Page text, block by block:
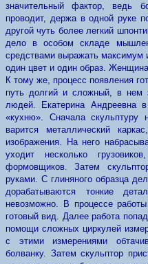
значительный фактор, ведь
проводит, держа в одной руке
другой чуть более легкий
дело в особом складе
средствами выражать
один цвет и один образ.
К тому же, процесс появления
путь долгий и сложный, в нем
людей. Екатерина Андреевна
«кухню». Сначала
варится металлический
изображения. На него
уходит несколько
формовщиков. Затем
руками. С глиняного образца
дорабатываются тонкие
невозможно. В процессе
готовый вид. Далее работа
помощи сложных циркулей
с этими измерениями
болванку. Затем скульптор